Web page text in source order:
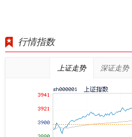
行情指数
上证走势 深证走势